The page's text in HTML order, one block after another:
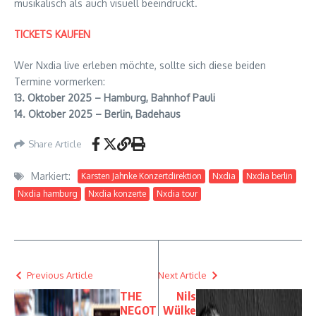
musikalisch als auch visuell beeindruckt.
TICKETS KAUFEN
Wer Nxdia live erleben möchte, sollte sich diese beiden
Termine vormerken:
13. Oktober 2025 – Hamburg, Bahnhof Pauli
14. Oktober 2025 – Berlin, Badehaus
Share Article
Markiert: Karsten Jahnke Konzertdirektion Nxdia
Nxdia berlin
Nxdia hamburg
Nxdia konzerte Nxdia tour
Previous Article
THE
NEGOT
Next Article
Nils
Wülke